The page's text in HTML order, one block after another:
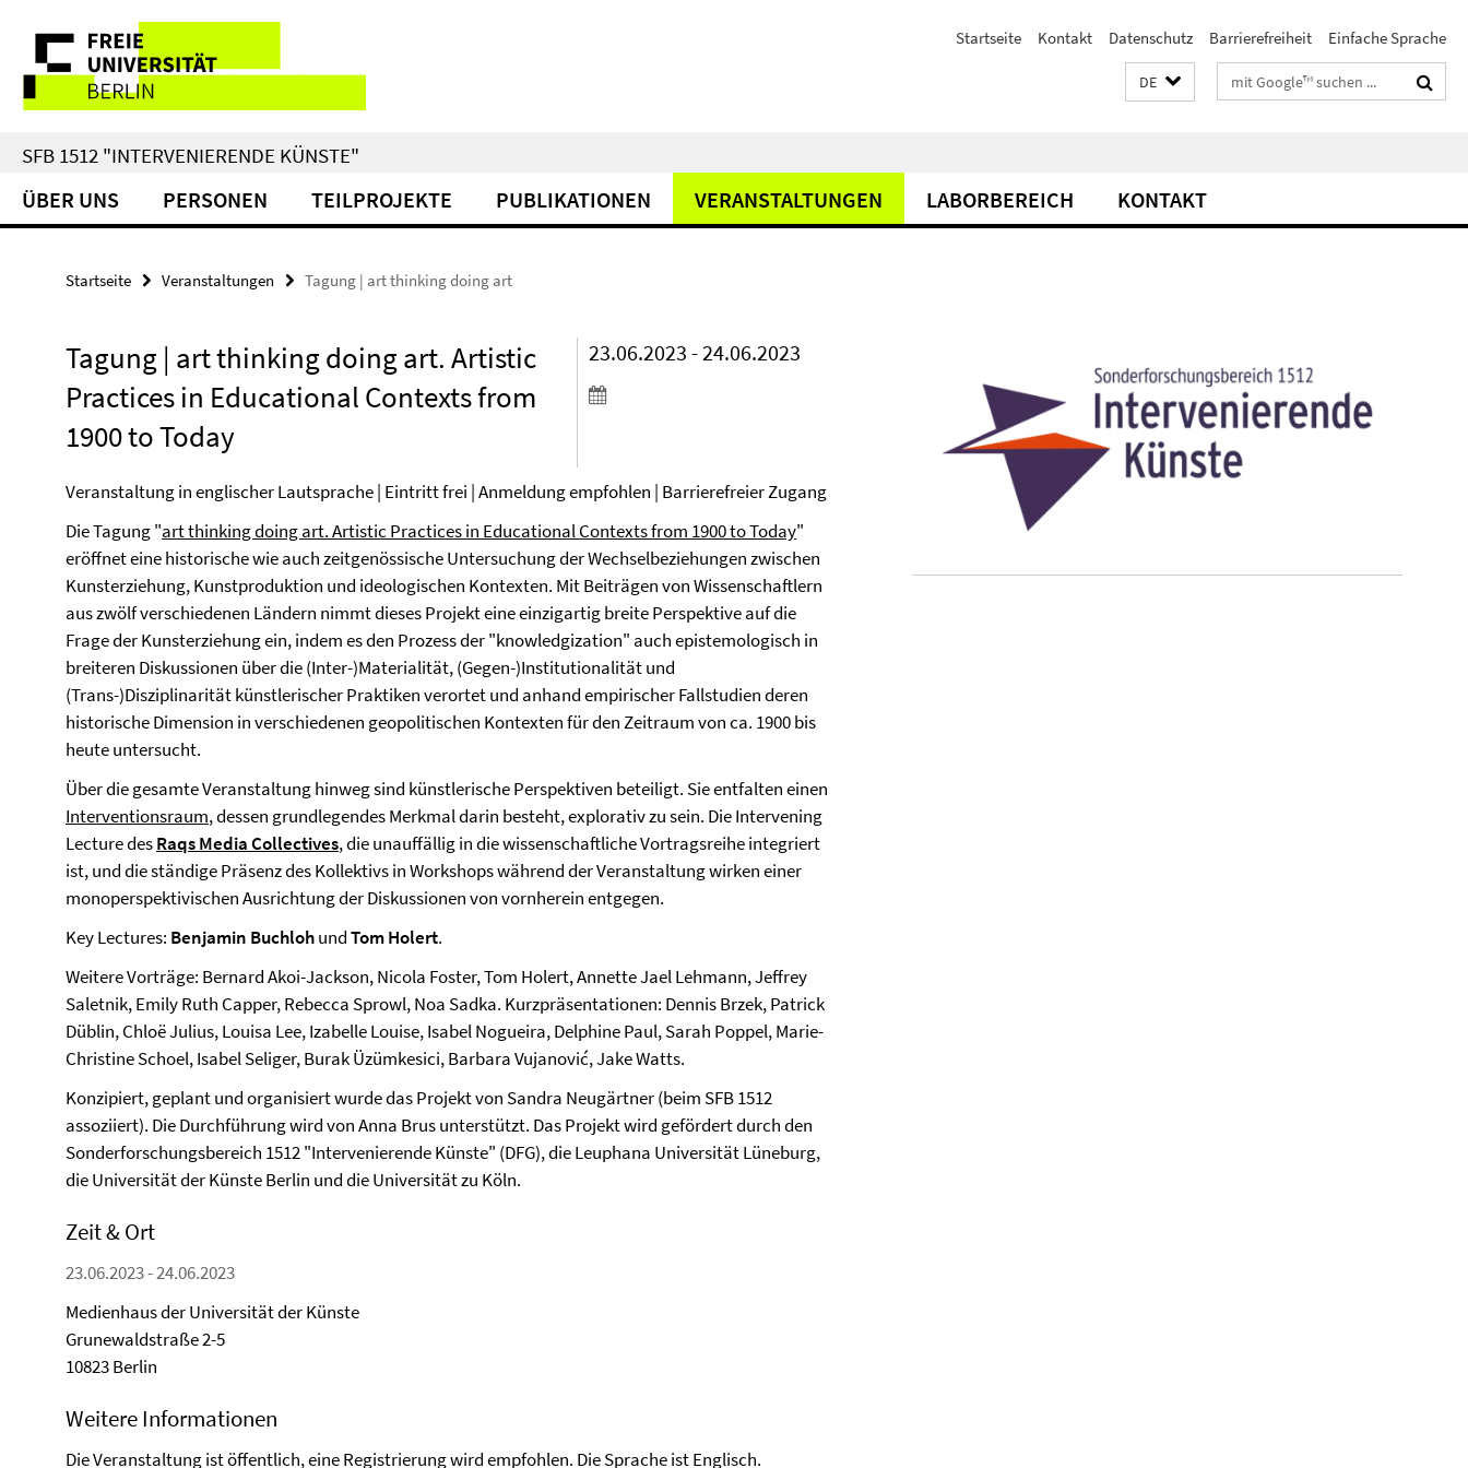
direkt
Inhalt
Service-
Navigation
Startseite Kontakt Datenschutz Barrierefreiheit Einfache Sprache
DE Suchbegriffe
SFB 1512 "INTERVENIERENDE KÜNSTE"
ÜBER UNS PERSONEN TEILPROJEKTE PUBLIKATIONEN VERANSTALTUNGEN LABORBEREICH KONTAKT
Startseite Veranstaltungen Tagung | art thinking doing art
Tagung | art thinking doing art. Artistic
Practices in Educational Contexts from
1900 to Today
23.06.2023 - 24.06.2023
Veranstaltung in englischer Lautsprache | Eintritt frei | Anmeldung empfohlen | Barrierefreier Zugang
Die Tagung "art thinking doing art. Artistic Practices in Educational Contexts from 1900 to Today"
eröffnet eine historische wie auch zeitgenössische Untersuchung der Wechselbeziehungen zwischen
Kunsterziehung, Kunstproduktion und ideologischen Kontexten. Mit Beiträgen von Wissenschaftlern
aus zwölf verschiedenen Ländern nimmt dieses Projekt eine einzigartig breite Perspektive auf die
Frage der Kunsterziehung ein, indem es den Prozess der "knowledgization" auch epistemologisch in
breiteren Diskussionen über die (Inter-)Materialität, (Gegen-)Institutionalität und
(Trans-)Disziplinarität künstlerischer Praktiken verortet und anhand empirischer Fallstudien deren
historische Dimension in verschiedenen geopolitischen Kontexten für den Zeitraum von ca. 1900 bis
heute untersucht.
Über die gesamte Veranstaltung hinweg sind künstlerische Perspektiven beteiligt. Sie entfalten einen
Interventionsraum, dessen grundlegendes Merkmal darin besteht, explorativ zu sein. Die Intervening
Lecture desRaqs Media Collectives, die unauffällig in die wissenschaftliche Vortragsreihe integriert
ist, und die ständige Präsenz des Kollektivs in Workshops während der Veranstaltung wirken einer
monoperspektivischen Ausrichtung der Diskussionen von vornherein entgegen.
Key Lectures: Benjamin BuchlohundTom Holert.
Weitere Vorträge: Bernard Akoi-Jackson, Nicola Foster, Tom Holert, Annette Jael Lehmann, Jeffrey
Saletnik, Emily Ruth Capper, Rebecca Sprowl, Noa Sadka. Kurzpräsentationen: Dennis Brzek, Patrick
Düblin, Chloë Julius, Louisa Lee, Izabelle Louise, Isabel Nogueira, Delphine Paul, Sarah Poppel, Marie-
Christine Schoel, Isabel Seliger, Burak Üzümkesici, Barbara Vujanović, Jake Watts.
Konzipiert, geplant und organisiert wurde das Projekt von Sandra Neugärtner (beim SFB 1512
assoziiert). Die Durchführung wird von Anna Brus unterstützt. Das Projekt wird gefördert durch den
Sonderforschungsbereich 1512 "Intervenierende Künste" (DFG), die Leuphana Universität Lüneburg,
die Universität der Künste Berlin und die Universität zu Köln.
Zeit & Ort
23.06.2023 - 24.06.2023
Medienhaus der Universität der Künste
Grunewaldstraße 2-5
10823 Berlin
Weitere Informationen
Die Veranstaltung ist öffentlich, eine Registrierung wird empfohlen. Die Sprache ist Englisch.